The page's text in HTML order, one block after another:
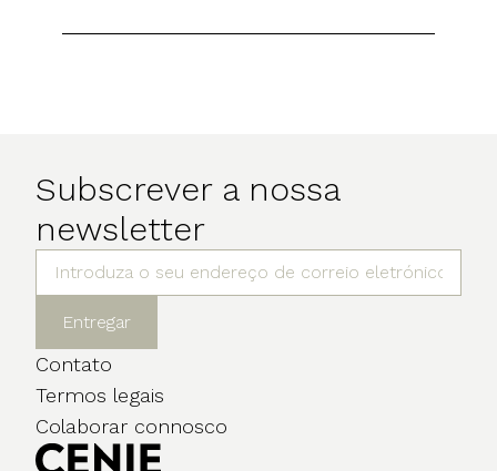
Subscrever a nossa
newsletter
Entregar
Contato
Termos legais
Colaborar connosco